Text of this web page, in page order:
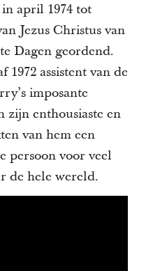
april 1974 tot
Jezus Christus van
Dagen geordend.
1972 assistent van de
imposante
zijn enthousiaste en
van hem een
persoon voor veel
de hele wereld.